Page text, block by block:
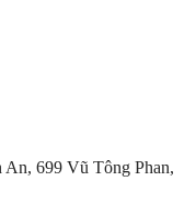
699 Vũ Tông Phan,